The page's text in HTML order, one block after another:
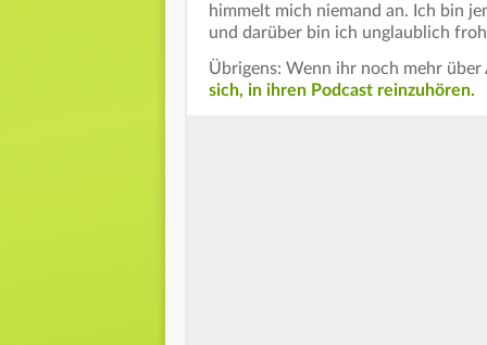
himmelt mich niemand an. Ich bin
und darüber bin ich unglaublich
Übrigens: Wenn ihr noch mehr
sich, in ihren Podcast reinzuhören.